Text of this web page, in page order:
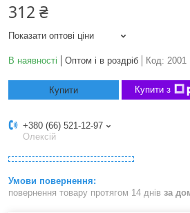
312 ₴
Показати оптові ціни
В наявності Оптом і в роздріб Код: 2001
Купити Купити з
+380 (66) 521-12-97
Олексій
повернення товару протягом 14 днів за